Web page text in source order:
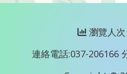
瀏覽人次
連絡電話:037-206166